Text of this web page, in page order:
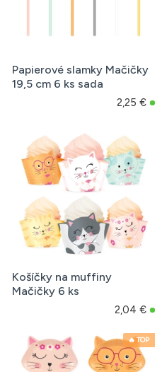
Papierové slamky Mačičky
19,5 cm 6 ks sada
2,25 €
Košíčky na muffiny
Mačičky 6 ks
2,04 €
🔥 TOP